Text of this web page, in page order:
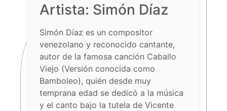
Artista: Simón Díaz​
Simón Díaz es un compositor
venezolano y reconocido cantante,
autor de la famosa canción Caballo
Viejo (Versión conocida como
Bamboleo), quién desde muy
temprana edad se dedicó a la música
y el canto bajo la tutela de Vicente